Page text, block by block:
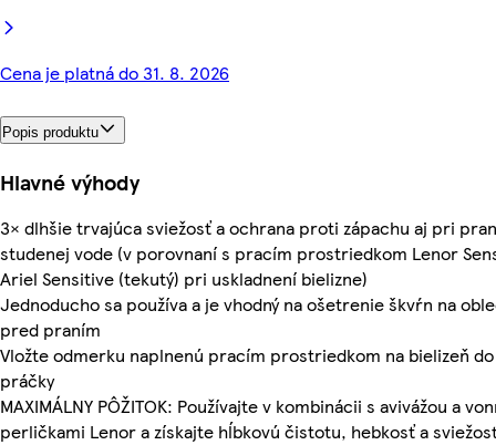
Cena je platná do 31. 8. 2026
Popis produktu
Hlavné výhody
3× dlhšie trvajúca sviežosť a ochrana proti zápachu aj pri
studenej vode (v porovnaní s pracím prostriedkom Lenor
Ariel Sensitive (tekutý) pri uskladnení bielizne)
Jednoducho sa používa a je vhodný na ošetrenie škvŕn na
pred praním
Vložte odmerku naplnenú pracím prostriedkom na bielizeň
práčky
MAXIMÁLNY PÔŽITOK: Používajte v kombinácii s avivážou a
perličkami Lenor a získajte hĺbkovú čistotu, hebkosť a